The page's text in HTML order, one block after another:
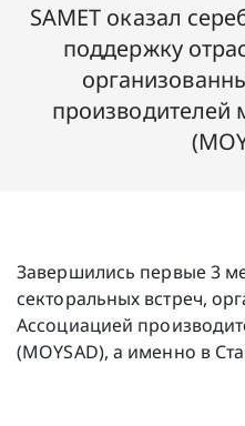
Продукты
Компания
SAMET оказал
поддержку
производителей
Завершились первые 3
секторальных встреч,
Ассоциацией
(MOYSAD), а именно в